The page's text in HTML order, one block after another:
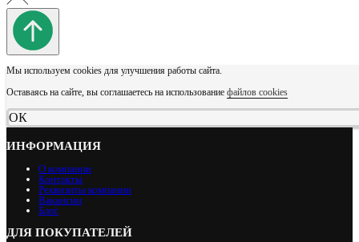
Мы используем cookies для улучшения работы сайта.
Оставаясь на сайте, вы соглашаетесь на использование файлов cookies
ОК
ИНФОРМАЦИЯ
О компании
Контакты
Реквизиты компании
Вакансии
Блог
ДЛЯ ПОКУПАТЕЛЕЙ